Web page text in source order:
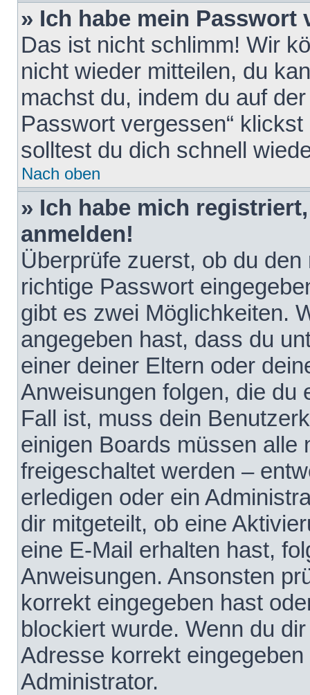
» Ich habe mein Passwort
Das ist nicht schlimm! Wir
nicht wieder mitteilen, du
machst du, indem du auf
Passwort vergessen“
solltest du dich schnell
Nach oben
» Ich habe mich
anmelden!
Überprüfe zuerst, ob du
richtige Passwort
gibt es zwei Möglichkeiten.
angegeben hast, dass du
einer deiner Eltern oder
Anweisungen folgen, die du
Fall ist, muss dein
einigen Boards müssen alle
freigeschaltet werden –
erledigen oder ein
dir mitgeteilt, ob eine
eine E-Mail erhalten hast,
Anweisungen. Ansonsten
korrekt eingegeben hast
blockiert wurde. Wenn du
Adresse korrekt
Administrator.